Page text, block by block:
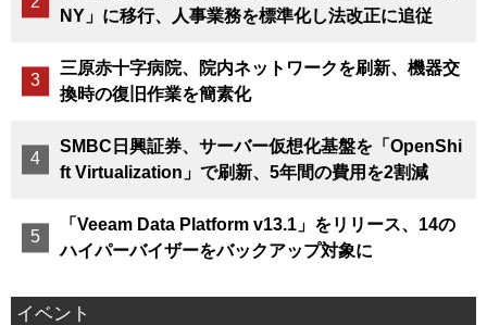
NY」に移行、人事業務を標準化し法改正に追従
三原赤十字病院、院内ネットワークを刷新、機器交
換時の復旧作業を簡素化
SMBC日興証券、サーバー仮想化基盤を「OpenShi
ft Virtualization」で刷新、5年間の費用を2割減
「Veeam Data Platform v13.1」をリリース、14の
ハイパーバイザーをバックアップ対象に
イベント